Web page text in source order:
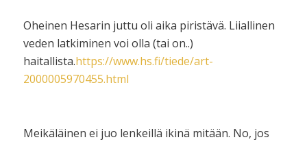
Oheinen Hesarin juttu oli aika piristävä. Liiallinen
veden latkiminen voi olla (tai on..)
haitallista.https://www.hs.fi/tiede/art-
2000005970455.html
Meikäläinen ei juo lenkeillä ikinä mitään. No, jos